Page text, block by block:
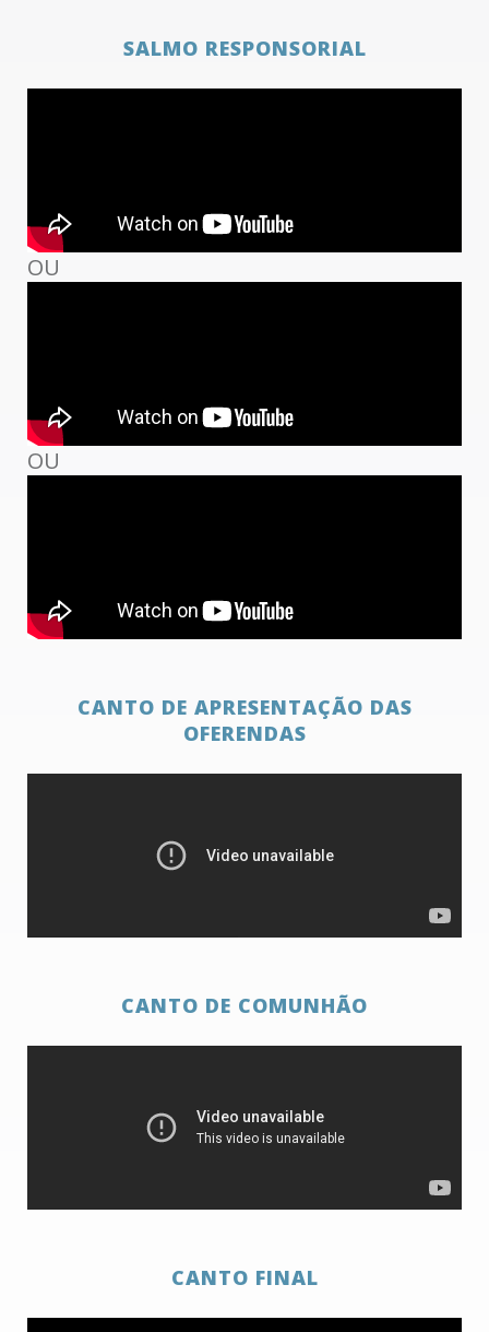
SALMO RESPONSORIAL
OU
OU
CANTO DE APRESENTAÇÃO DAS
OFERENDAS
CANTO DE COMUNHÃO
CANTO FINAL